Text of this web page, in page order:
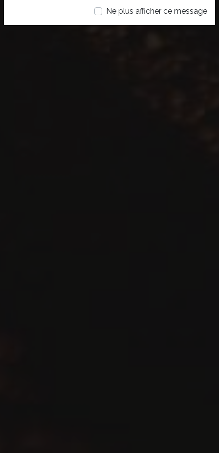
Ne plus afficher ce message